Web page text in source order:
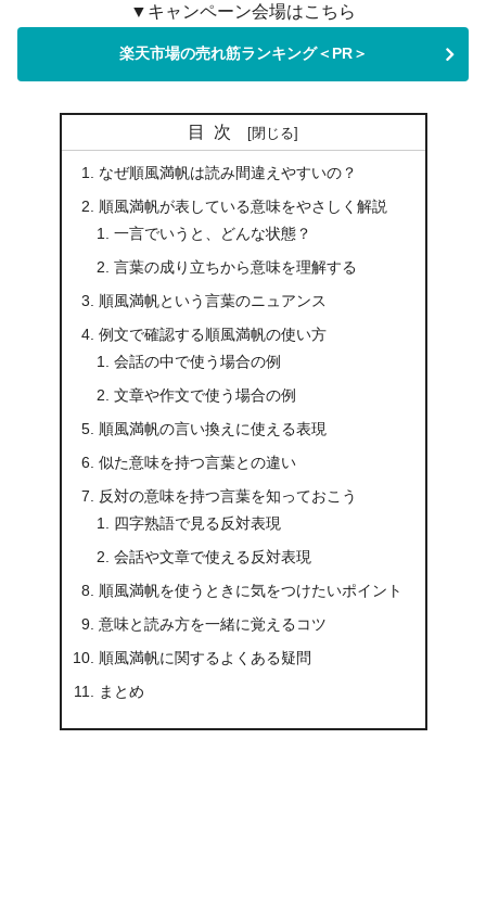
▼キャンペーン会場はこちら
楽天市場の売れ筋ランキング＜PR＞
目次
なぜ順風満帆は読み間違えやすいの？
順風満帆が表している意味をやさしく解説
一言でいうと、どんな状態？
言葉の成り立ちから意味を理解する
順風満帆という言葉のニュアンス
例文で確認する順風満帆の使い方
会話の中で使う場合の例
文章や作文で使う場合の例
順風満帆の言い換えに使える表現
似た意味を持つ言葉との違い
反対の意味を持つ言葉を知っておこう
四字熟語で見る反対表現
会話や文章で使える反対表現
順風満帆を使うときに気をつけたいポイント
意味と読み方を一緒に覚えるコツ
順風満帆に関するよくある疑問
まとめ